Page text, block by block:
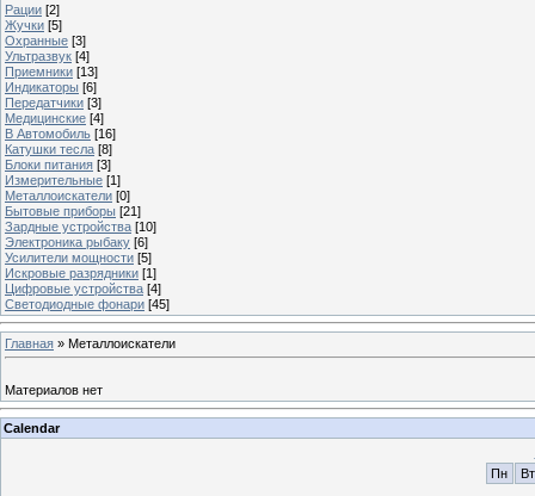
Рации [2]
Жучки [5]
Охранные [3]
Ультразвук [4]
Приемники [13]
Индикаторы [6]
Передатчики [3]
Медицинские [4]
В Автомобиль [16]
Катушки тесла [8]
Блоки питания [3]
Измерительные [1]
Металлоискатели [0]
Бытовые приборы [21]
Зардные устройства [10]
Электроника рыбаку [6]
Усилители мощности [5]
Искровые разрядники [1]
Цифровые устройства [4]
Светодиодные фонари [45]
Главная » Металлоискатели
Материалов нет
Calendar
Пн
Вт